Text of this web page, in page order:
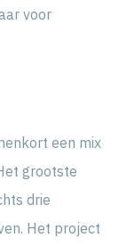
voor
een mix
grootste
drie
Het project